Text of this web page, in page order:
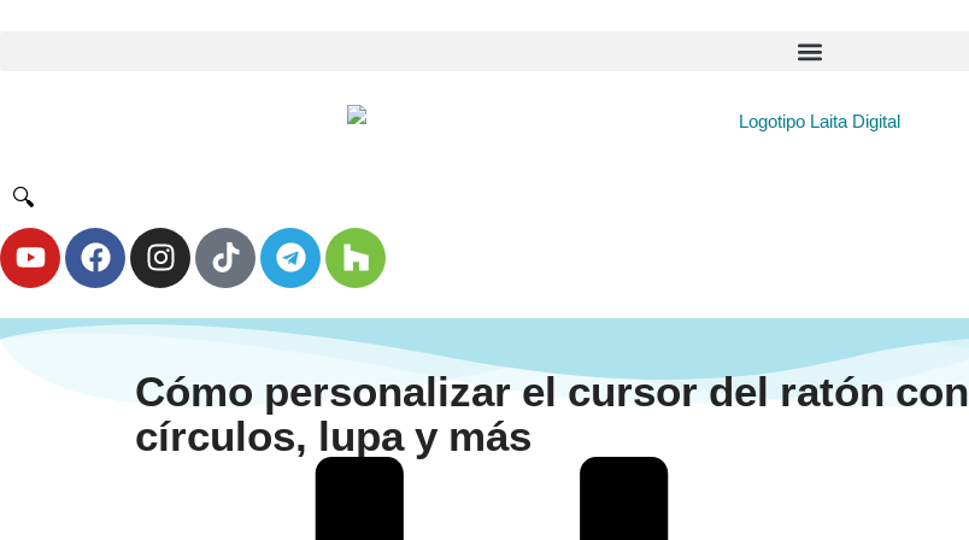
🔍
Cómo personalizar el cursor del ratón con
círculos, lupa y más